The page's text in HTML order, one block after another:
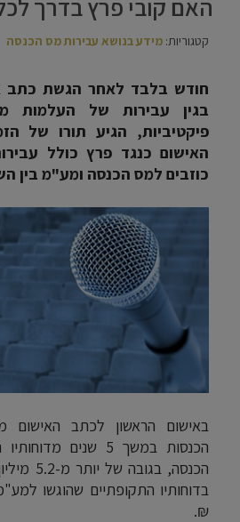
האם קובי פרץ בדרך
קטגוריות: מידע בנושא עבירות מס הכנסה
חודש בלבד לאחר הגשת כתב
בגין עבירות של העלמות
פיקטיביות, הגיע תורו של
האישום כנגד פרץ כולל
כוזבים למס הכנסה ומע"מ בין השנים 2005 –
באישום הראשון לכתב
הכנסות במשך 5 שנים
הכנסה,
₪.